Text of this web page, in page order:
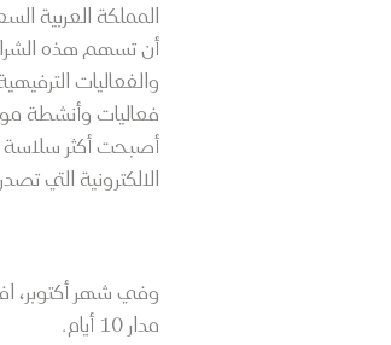
أن تسهم هذه
والفعاليات
أصبحت أكثر سلاسة
الالكترونية التي
مدار 10 أيام.